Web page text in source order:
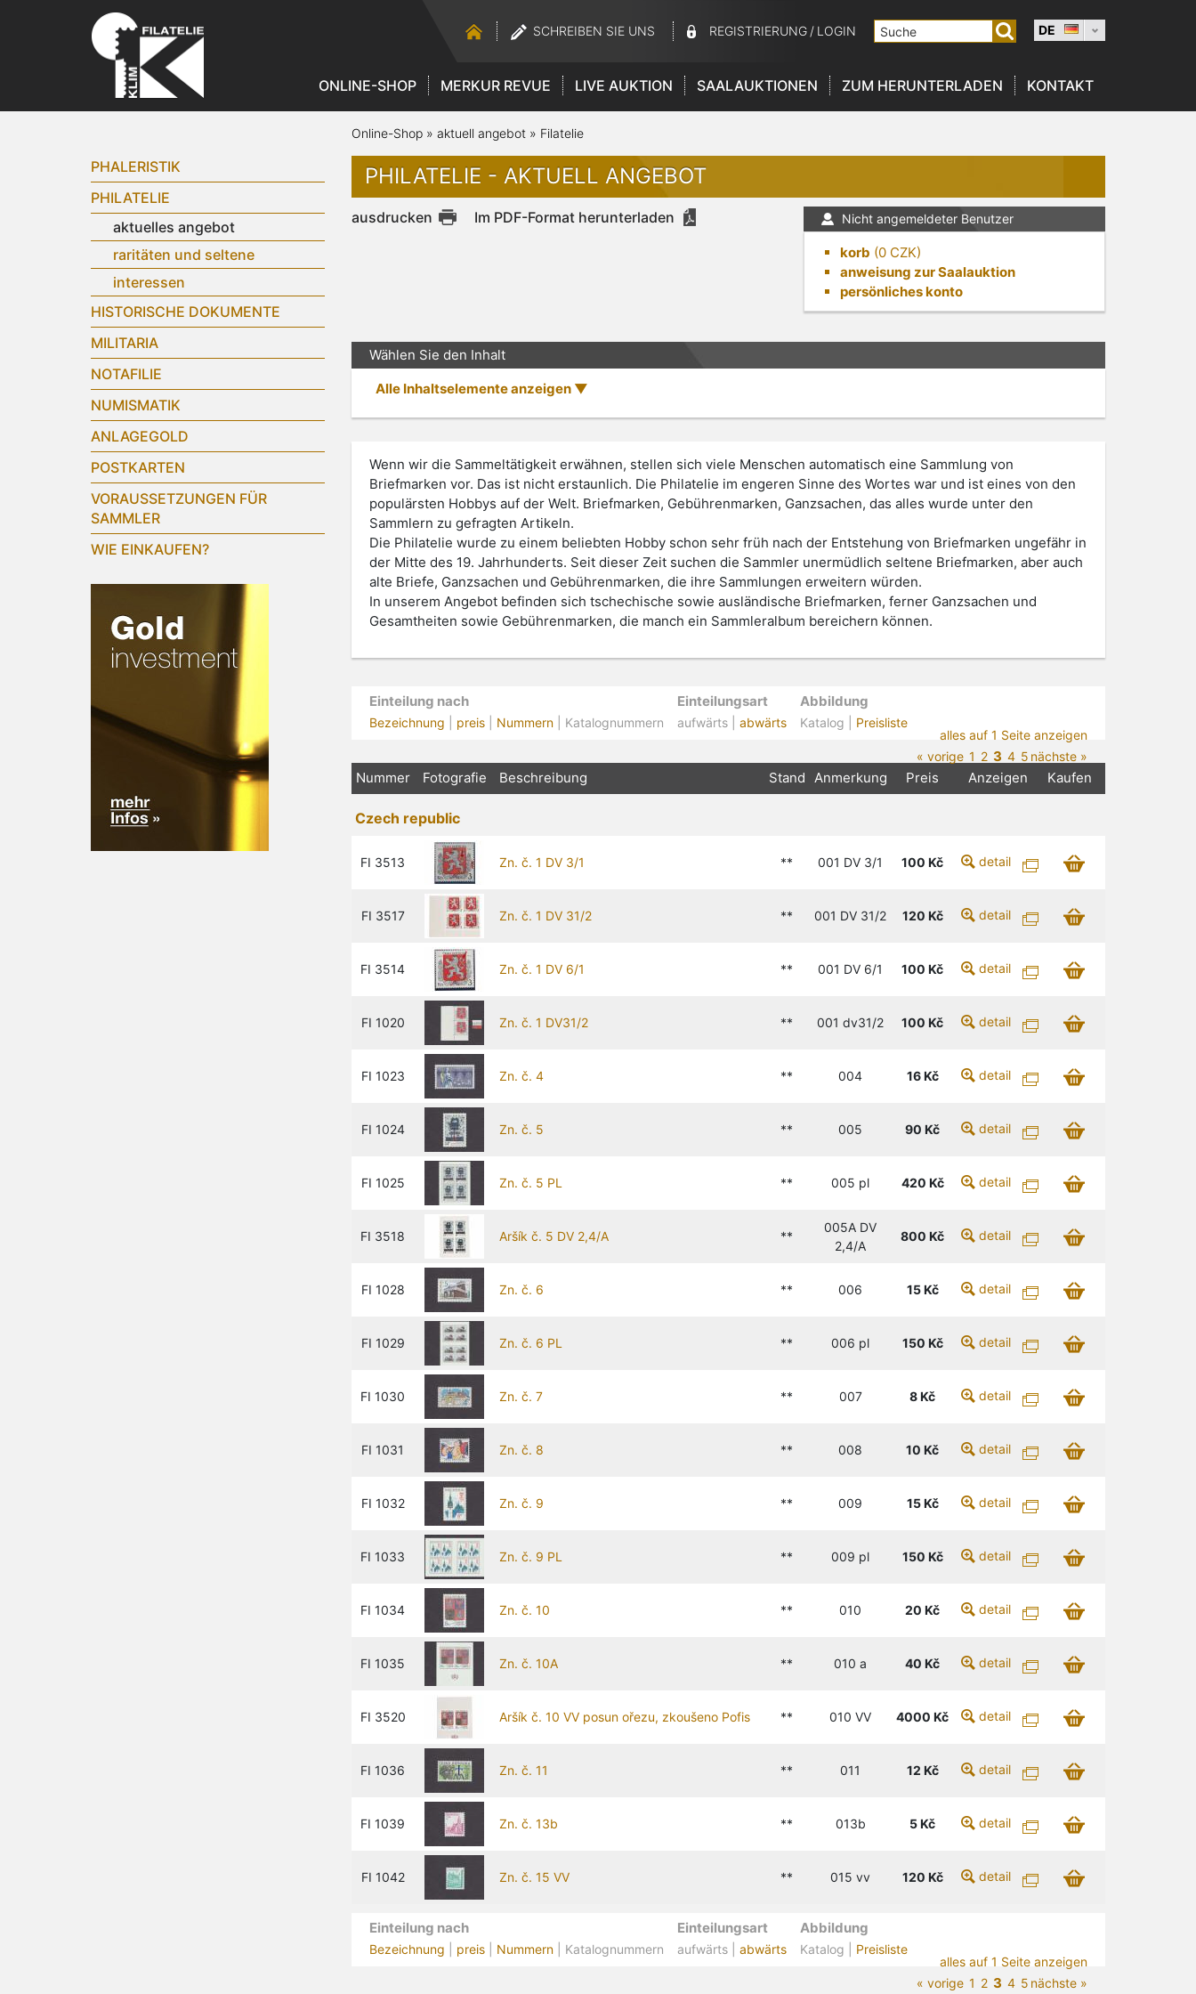
SCHREIBEN SIE UNS REGISTRIERUNG / LOGIN DE
ONLINE-SHOP MERKUR REVUE LIVE AUKTION SAALAUKTIONEN ZUM HERUNTERLADEN KONTAKT
PHALERISTIK
PHILATELIE
aktuelles angebot
raritäten und seltene
interessen
HISTORISCHE DOKUMENTE
MILITARIA
NOTAFILIE
NUMISMATIK
ANLAGEGOLD
POSTKARTEN
VORAUSSETZUNGEN FÜR
SAMMLER
WIE EINKAUFEN?
Online-Shop» aktuell angebot» Filatelie
PHILATELIE - AKTUELL ANGEBOT
Nicht angemeldeter Benutzer
korb (0 CZK)
anweisung zur Saalauktion
persönliches konto
ausdrucken Im PDF-Format herunterladen
Wählen Sie den Inhalt
Alle Inhaltselemente anzeigen
Wenn wir die Sammeltätigkeit erwähnen, stellen sich viele Menschen automatisch eine Sammlung von
Briefmarken vor. Das ist nicht erstaunlich. Die Philatelie im engeren Sinne des Wortes war und ist eines von den
populärsten Hobbys auf der Welt. Briefmarken, Gebührenmarken, Ganzsachen, das alles wurde unter den
Sammlern zu gefragten Artikeln.
Die Philatelie wurde zu einem beliebten Hobby schon sehr früh nach der Entstehung von Briefmarken ungefähr in
der Mitte des 19. Jahrhunderts. Seit dieser Zeit suchen die Sammler unermüdlich seltene Briefmarken, aber auch
alte Briefe, Ganzsachen und Gebührenmarken, die ihre Sammlungen erweitern würden.
In unserem Angebot befinden sich tschechische sowie ausländische Briefmarken, ferner Ganzsachen und
Gesamtheiten sowie Gebührenmarken, die manch ein Sammleralbum bereichern können.
Einteilung nach
Bezeichnung preis| Nummern| Katalognummern
Einteilungsart
aufwärts | abwärts
Abbildung
Katalog | Preisliste
alles auf 1 Seite anzeigen
« vorige 1 2 3 4 5 nächste »
Nummer Fotografie Beschreibung Stand Anmerkung Preis Anzeigen Kaufen
Czech republic
FI 3513 Zn. č. 1 DV 3/1 ** 001 DV 3/1 100 Kč detail
FI 3517 Zn. č. 1 DV 31/2 ** 001 DV 31/2 120 Kč detail
FI 3514 Zn. č. 1 DV 6/1 ** 001 DV 6/1 100 Kč detail
FI 1020 Zn. č. 1 DV31/2 ** 001 dv31/2 100 Kč detail
FI 1023 Zn. č. 4 ** 004 16 Kč detail
FI 1024 Zn. č. 5 ** 005 90 Kč detail
FI 1025 Zn. č. 5 PL ** 005 pl 420 Kč detail
FI 3518 Aršík č. 5 DV 2,4/A **
005A DV
2,4/A
800 Kč detail
FI 1028 Zn. č. 6 ** 006 15 Kč detail
FI 1029 Zn. č. 6 PL ** 006 pl 150 Kč detail
FI 1030 Zn. č. 7 ** 007 8Kč detail
FI 1031 Zn. č. 8 ** 008 10 Kč detail
FI 1032 Zn. č. 9 ** 009 15 Kč detail
FI 1033 Zn. č. 9 PL ** 009 pl 150 Kč detail
FI 1034 Zn. č. 10 ** 010 20 Kč detail
FI 1035 Zn. č. 10A ** 010 a 40 Kč detail
FI 3520 Aršík č. 10 VV posun ořezu, zkoušeno Pofis ** 010 VV 4000 Kč detail
FI 1036 Zn. č. 11 ** 011 12 Kč detail
FI 1039 Zn. č. 13b ** 013b 5Kč detail
FI 1042 Zn. č. 15 VV ** 015 vv 120 Kč detail
Einteilung nach
Bezeichnung preis| Nummern| Katalognummern
Einteilungsart
aufwärts | abwärts
Abbildung
Katalog | Preisliste
alles auf 1 Seite anzeigen
« vorige 1 2 3 4 5 nächste »